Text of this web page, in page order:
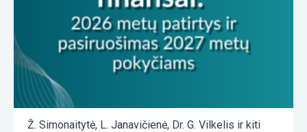
Ž. Simonaitytė, L. Janavičienė, Dr. G. Vilkelis ir kiti